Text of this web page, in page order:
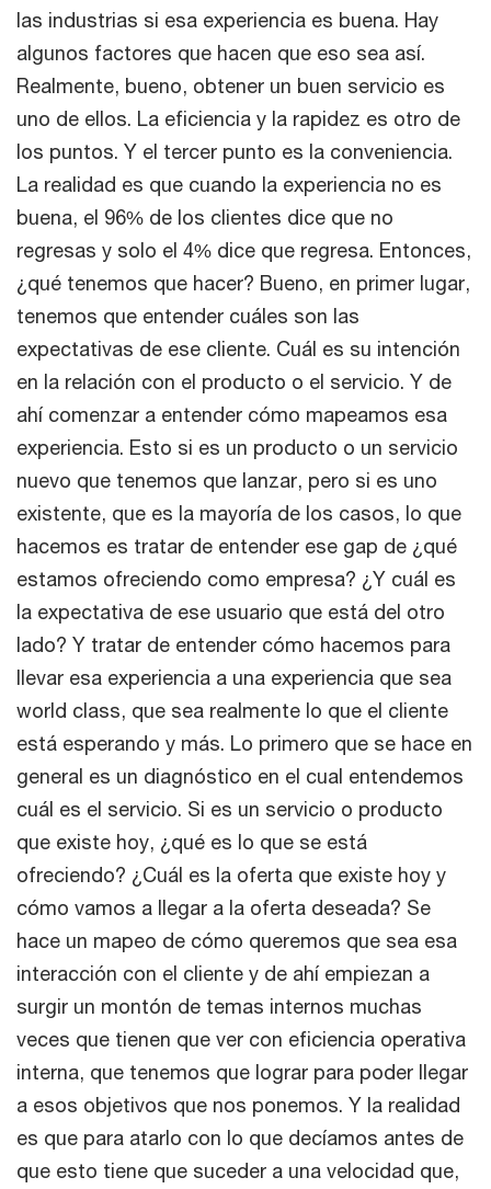
las industrias si esa experiencia es buena. Hay
algunos factores que hacen que eso sea así.
Realmente, bueno, obtener un buen servicio es
uno de ellos. La eficiencia y la rapidez es otro de
los puntos. Y el tercer punto es la conveniencia.
La realidad es que cuando la experiencia no es
buena, el 96% de los clientes dice que no
regresas y solo el 4% dice que regresa. Entonces,
¿qué tenemos que hacer? Bueno, en primer lugar,
tenemos que entender cuáles son las
expectativas de ese cliente. Cuál es su intención
en la relación con el producto o el servicio. Y de
ahí comenzar a entender cómo mapeamos esa
experiencia. Esto si es un producto o un servicio
nuevo que tenemos que lanzar, pero si es uno
existente, que es la mayoría de los casos, lo que
hacemos es tratar de entender ese gap de ¿qué
estamos ofreciendo como empresa? ¿Y cuál es
la expectativa de ese usuario que está del otro
lado? Y tratar de entender cómo hacemos para
llevar esa experiencia a una experiencia que sea
world class, que sea realmente lo que el cliente
está esperando y más. Lo primero que se hace en
general es un diagnóstico en el cual entendemos
cuál es el servicio. Si es un servicio o producto
que existe hoy, ¿qué es lo que se está
ofreciendo? ¿Cuál es la oferta que existe hoy y
cómo vamos a llegar a la oferta deseada? Se
hace un mapeo de cómo queremos que sea esa
interacción con el cliente y de ahí empiezan a
surgir un montón de temas internos muchas
veces que tienen que ver con eficiencia operativa
interna, que tenemos que lograr para poder llegar
a esos objetivos que nos ponemos. Y la realidad
es que para atarlo con lo que decíamos antes de
que esto tiene que suceder a una velocidad que,